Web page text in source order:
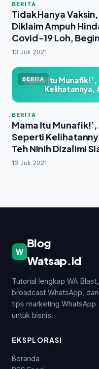
BERITA
Tidak Hanya
Diklaim Ampuh
Covid-19 Loh,
13 Juli 2021
BERITA
Mama Itu
Kelihatannya,
BERITA
Mama Itu
Seperti
Teh Ninih Dizalimi
Sepemahaman
13 Juli 2021
W
Blog
Watsap.id
Tutorial lengkap WA Blast,
broadcast WhatsApp, dan
tips marketing WhatsApp
untuk bisnis.
EKSPLORASI
Beranda